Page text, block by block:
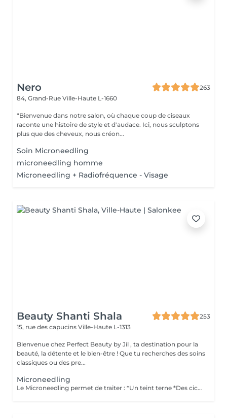
Nero
263
84, Grand-Rue Ville-Haute L-1660
"Bienvenue dans notre salon, où chaque coup de ciseaux
raconte une histoire de style et d'audace. Ici, nous sculptons
plus que des cheveux, nous créon...
Soin Microneedling
microneedling homme
Microneedling + Radiofréquence - Visage
Beauty Shanti Shala
253
15, rue des capucins Ville-Haute L-1313
Bienvenue chez Perfect Beauty by Jil , ta destination pour la
beauté, la détente et le bien-être ! Que tu recherches des soins
classiques ou des pre...
Microneedling
Le Microneedling permet de traiter : *Un teint terne *Des cicatrices d'acnés *Un relâchement cutané *Les rides et ridules *Les taches de vieillesse, de soleil et de grossesse *éliminer les points noir *Resserrer les ports dilatés et lisser la peau *Hydrater la peau en profondeur *Active la circulation sanguine *Active la production de nouvelles cellules *Meilleure pénétration des soins *Revitalisant *Relance le processus de cicatrisation. La peau prend 10-14 jours pour cicatriser, pourquoi l'achat d'une crème réparatrice et d'une creme Spf 50 crème sont fortement conseiller pour le soin à domicile. Le Spf est important pour ne pas attraper des tâches de soleil. Contre indication : *Grossesse, allaitement *Eczéma, psorasis *Brulures *Personnes ayant un diagnostic de cancer Post microneedling : *Pas d'eau pendant 12heures *Pas de maquillage pendant 24-48heures *Pas de soleil et de solarium pendant 2 SEMAINES *Pas de gommange et laser pendant 2 SEMAINES